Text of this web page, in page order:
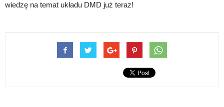
wiedzę na temat układu DMD już teraz!